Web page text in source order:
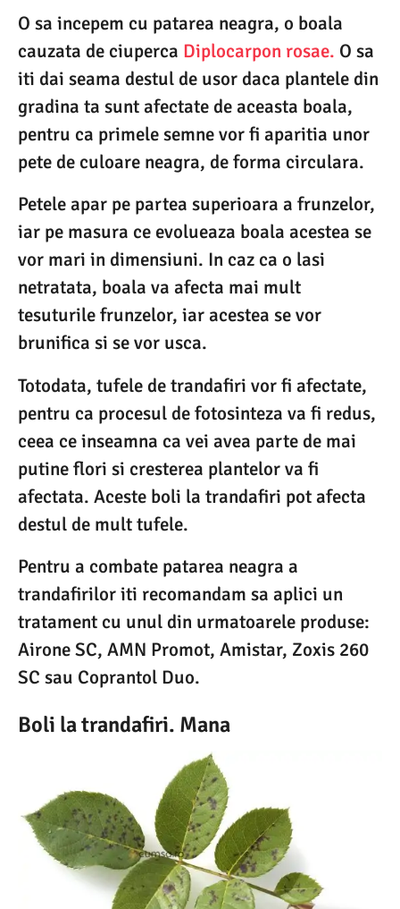
O sa incepem cu patarea neagra, o boala
cauzata de ciuperca Diplocarpon rosae. O sa
iti dai seama destul de usor daca plantele din
gradina ta sunt afectate de aceasta boala,
pentru ca primele semne vor fi aparitia unor
pete de culoare neagra, de forma circulara.
Petele apar pe partea superioara a frunzelor,
iar pe masura ce evolueaza boala acestea se
vor mari in dimensiuni. In caz ca o lasi
netratata, boala va afecta mai mult
tesuturile frunzelor, iar acestea se vor
brunifica si se vor usca.
Totodata, tufele de trandafiri vor fi afectate,
pentru ca procesul de fotosinteza va fi redus,
ceea ce inseamna ca vei avea parte de mai
putine flori si cresterea plantelor va fi
afectata. Aceste boli la trandafiri pot afecta
destul de mult tufele.
Pentru a combate patarea neagra a
trandafirilor iti recomandam sa aplici un
tratament cu unul din urmatoarele produse:
Airone SC, AMN Promot, Amistar, Zoxis 260
SC sau Coprantol Duo.
Boli la trandafiri. Mana